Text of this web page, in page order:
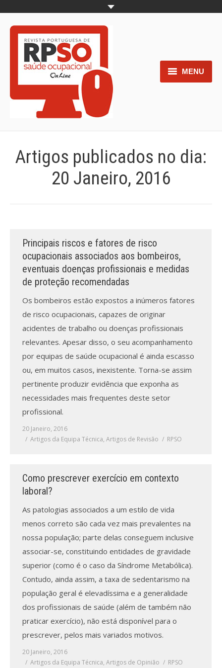
MENU
Home
Normas para os autores
Processo de submissão
Submeta aqui
Bolsa de emprego (oferta/
procura)
Sugestões para os Leitores
Investigarem
Candidatura a revisor
Informações adicionais
Estatísticas da Revista
Ficha técnica
Artigos publicados no dia:
20 Janeiro, 2016
Principais riscos e fatores de risco
ocupacionais associados aos bombeiros,
eventuais doenças profissionais e medidas
de proteção recomendadas
Os bombeiros estão expostos a inúmeros fatores
de risco ocupacionais, capazes de originar
acidentes de trabalho ou doenças profissionais
relevantes. Apesar disso, o seu acompanhamento
por equipas de saúde ocupacional é ainda escasso
ou, em muitos casos, inexistente. Torna-se assim
pertinente produzir evidência que exponha as
necessidades mais frequentes deste setor
profissional.
20 Janeiro, 2016
Artigos da Equipa Técnica, Artigos de Revisão RPSO
Como prescrever exercício em contexto
laboral?
As patologias associados a um estilo de vida
menos correto são cada vez mais prevalentes na
nossa população; parte delas conseguem inclusive
associar-se, constituindo entidades de gravidade
superior (como é o caso da Síndrome Metabólica).
Contudo, ainda assim, a taxa de sedentarismo na
população geral é elevadíssima e a generalidade
dos profissionais de saúde (além de também não
praticar exercício), não está disponível para o
prescrever, pelos mais variados motivos.
20 Janeiro, 2016
Artigos da Equipa Técnica, Artigos de Opinião RPSO